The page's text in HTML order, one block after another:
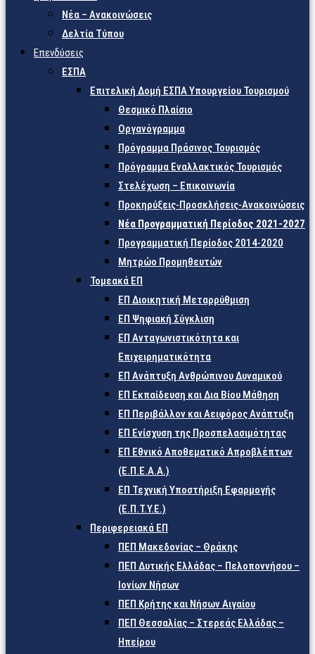
Νέα – Ανακοινώσεις
Δελτία Τύπου
Επενδύσεις
ΕΣΠΑ
Επιτελική Δομή ΕΣΠΑ Υπουργείου Τουρισμού
Θεσμικό Πλαίσιο
Οργανόγραμμα
Πρόγραμμα Πράσινος Τουρισμός
Πρόγραμμα Εναλλακτικός Τουρισμός
Στελέχωση – Επικοινωνία
Προκηρύξεις-Προσκλήσεις-Ανακοινώσεις
Νέα Προγραμματική Περίοδος 2021-2027
Προγραμματική Περίοδος 2014-2020
Μητρώο Προμηθευτών
Τομεακά ΕΠ
ΕΠ Διοικητική Μεταρρύθμιση
ΕΠ Ψηφιακή Σύγκλιση
ΕΠ Ανταγωνιστικότητα και
Επιχειρηματικότητα
ΕΠ Ανάπτυξη Ανθρώπινου Δυναμικού
ΕΠ Εκπαίδευση και Δια Βίου Μάθηση
ΕΠ Περιβάλλον και Αειφόρος Ανάπτυξη
ΕΠ Ενίσχυση της Προσπελασιμότητας
ΕΠ Εθνικό Αποθεματικό Απροβλέπτων
(Ε.Π.Ε.Α.Α.)
ΕΠ Τεχνική Υποστήριξη Εφαρμογής
(Ε.Π.Τ.Υ.Ε.)
Περιφερειακά ΕΠ
ΠΕΠ Μακεδονίας – Θράκης
ΠΕΠ Δυτικής Ελλάδας – Πελοποννήσου –
Ιονίων Νήσων
ΠΕΠ Κρήτης και Νήσων Αιγαίου
ΠΕΠ Θεσσαλίας – Στερεάς Ελλάδας –
Ηπείρου